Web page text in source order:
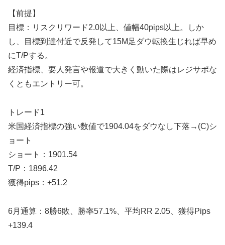
【前提】
目標：リスクリワード2.0以上、値幅40pips以上。しか
し、目標到達付近で反発して15M足ダウ転換生じれば早め
にT/Pする。
経済指標、要人発言や報道で大きく動いた際はレジサポな
くともエントリー可。
トレード1
米国経済指標の強い数値で1904.04をダウなし下落→(C)シ
ョート
ショート：1901.54
T/P：1896.42
獲得pips：+51.2
6月通算：8勝6敗、勝率57.1%、平均RR 2.05、獲得Pips
+139.4